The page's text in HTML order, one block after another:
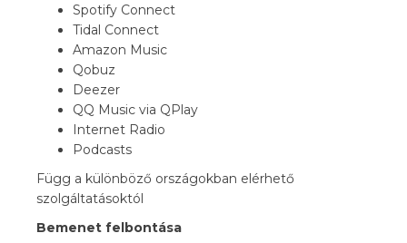
Spotify Connect
Tidal Connect
Amazon Music
Qobuz
Deezer
QQ Music via QPlay
Internet Radio
Podcasts
Függ a különböző országokban elérhető
szolgáltatásoktól
Bemenet felbontása